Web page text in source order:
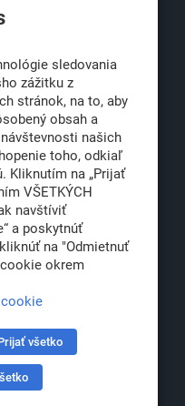
6
464
2026
sledovania
zážitku z
stránok, na to, aby
obsah a
našich
toho, odkiaľ
Kliknutím na „Prijať
VŠETKÝCH
navštíviť
a poskytnúť
na "Odmietnuť
okrem
všetko